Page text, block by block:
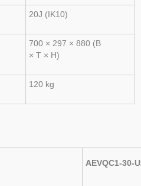
20J (IK10)
700 × 297 × 880 (B
× T × H)
1 20 kg
AEVQC1-30-